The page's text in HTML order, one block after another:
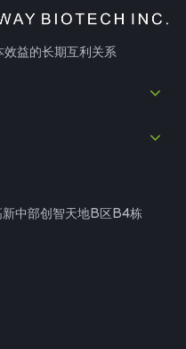
益的长期互利关系
中部创智天地B区B4栋